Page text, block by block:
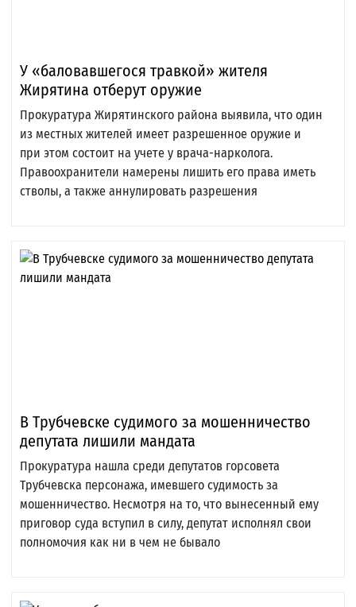
У «баловавшегося травкой» жителя
Жирятина отберут оружие
Прокуратура Жирятинского района выявила, что один
из местных жителей имеет разрешенное оружие и
при этом состоит на учете у врача-нарколога.
Правоохранители намерены лишить его права иметь
стволы, а также аннулировать разрешения
В Трубчевске судимого за мошенничество
депутата лишили мандата
Прокуратура нашла среди депутатов горсовета
Трубчевска персонажа, имевшего судимость за
мошенничество. Несмотря на то, что вынесенный ему
приговор суда вступил в силу, депутат исполнял свои
полномочия как ни в чем не бывало